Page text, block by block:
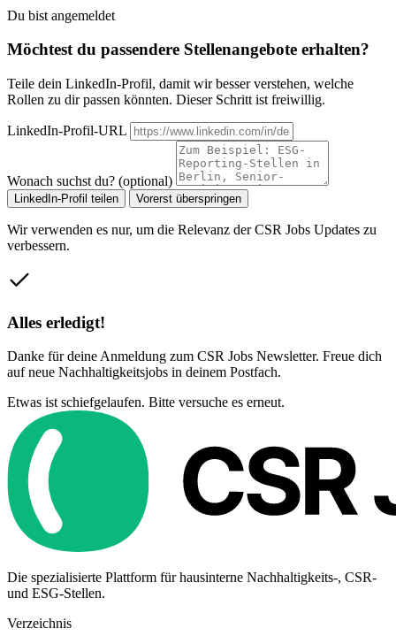
Du bist angemeldet
Möchtest du passendere Stellenangebote erhalten?
Teile dein LinkedIn-Profil, damit wir besser verstehen, welche
Rollen zu dir passen könnten. Dieser Schritt ist freiwillig.
LinkedIn-Profil-URL
Wonach suchst du? (optional)
LinkedIn-Profil teilen Vorerst überspringen
Wir verwenden es nur, um die Relevanz der CSR Jobs Updates zu
verbessern.
Alles erledigt!
Danke für deine Anmeldung zum CSR Jobs Newsletter. Freue dich
auf neue Nachhaltigkeitsjobs in deinem Postfach.
Etwas ist schiefgelaufen. Bitte versuche es erneut.
Die spezialisierte Plattform für hausinterne Nachhaltigkeits-, CSR-
und ESG-Stellen.
Verzeichnis